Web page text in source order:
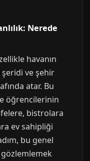
Nerede
havanın
ve şehir
atar. Bu
öğrencilerinin
bistrolara
ev sahipliği
bu genel